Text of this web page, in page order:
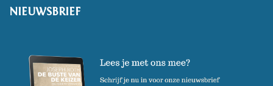
NIEUWSBRIEF